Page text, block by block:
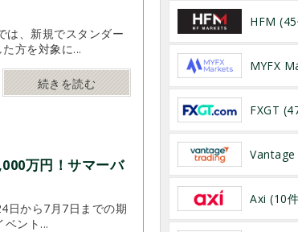
、新規でスタンダー
方を対象に...
続きを読む
万円！サマーバ
日から7月7日までの期
ント...
HFM
MYFX
FXGT
Axi (10